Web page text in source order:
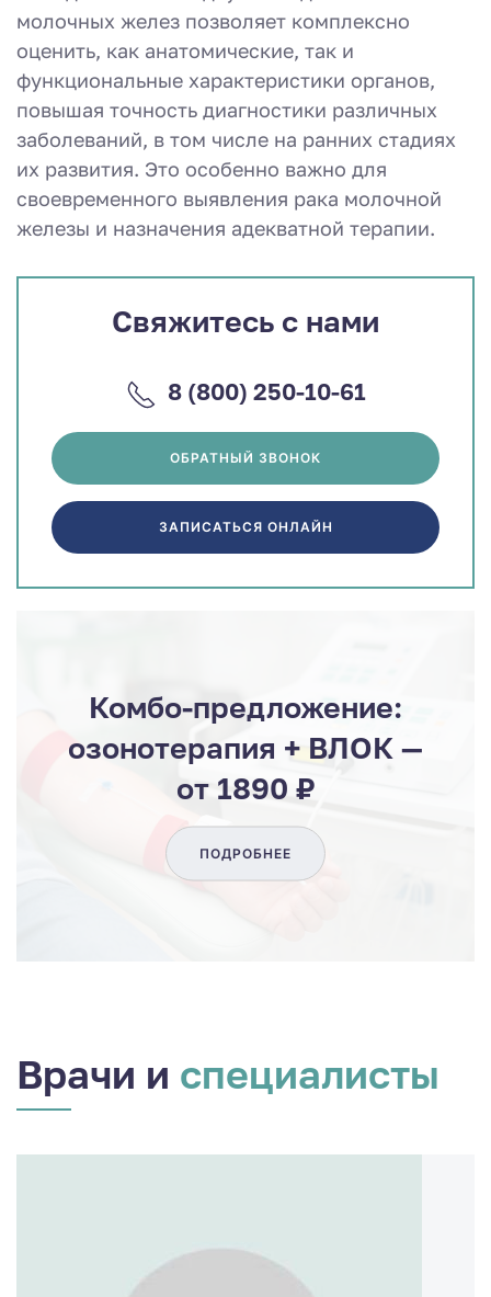
молочных желез позволяет комплексно
оценить, как анатомические, так и
функциональные характеристики органов,
повышая точность диагностики различных
заболеваний, в том числе на ранних стадиях
их развития. Это особенно важно для
своевременного выявления рака молочной
железы и назначения адекватной терапии.
Свяжитесь с нами
8 (800) 250-10-61
ОБРАТНЫЙ ЗВОНОК
ЗАПИСАТЬСЯ ОНЛАЙН
Комбо-предложение:
озонотерапия + ВЛОК —
от 1890 ₽
ПОДРОБНЕЕ
Врачи и специалисты